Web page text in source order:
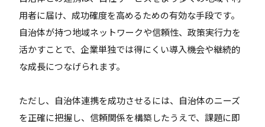
用者に届け、成功確度を高めるための有効な手段です。
自治体が持つ地域ネットワークや信頼性、政策実行力を
活かすことで、企業単独では得にくい導入機会や継続的
な成長につなげられます。
ただし、自治体連携を成功させるには、自治体のニーズ
を正確に把握し、信頼関係を構築したうえで、課題に即